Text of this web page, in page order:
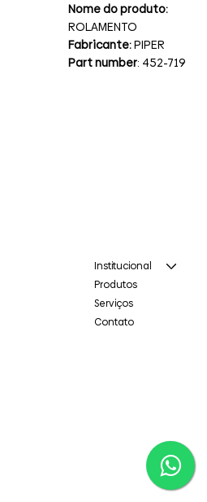
Nome do produto:
ROLAMENTO
Fabricante:PIPER
Part number: 452-719
Institucional
Produtos
Serviços
Contato